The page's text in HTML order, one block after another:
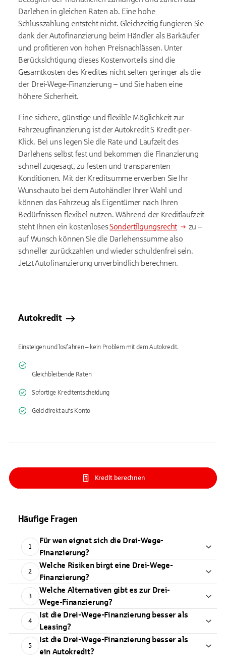
Darlehen in gleichen Raten ab. Eine hohe
Schlusszahlung entsteht nicht. Gleichzeitig fungieren Sie
dank der Autofinanzierung beim Händler als Barkäufer
und profitieren von hohen Preisnachlässen. Unter
Berücksichtigung dieses Kostenvorteils sind die
Gesamtkosten des Kredites nicht selten geringer als die
der Drei-Wege-Finanzierung – und Sie haben eine
höhere Sicherheit.
Eine sichere, günstige und flexible Möglichkeit zur
Fahrzeugfinanzierung ist der Autokredit S Kredit-per-
Klick. Bei uns legen Sie die Rate und Laufzeit des
Darlehens selbst fest und bekommen die Finanzierung
schnell zugesagt, zu festen und transparenten
Konditionen. Mit der Kreditsumme erwerben Sie Ihr
Wunschauto bei dem Autohändler Ihrer Wahl und
können das Fahrzeug als Eigentümer nach Ihren
Bedürfnissen flexibel nutzen. Während der Kreditlaufzeit
steht Ihnen ein kostenlosesSondertilgungsrecht
zu –
auf Wunsch können Sie die Darlehenssumme also
schneller zurückzahlen und wieder schuldenfrei sein.
Jetzt Autofinanzierung unverbindlich berechnen.
Autokredit
Einsteigen und losfahren – kein Problem mit dem Autokredit.
Gleichbleibende Raten
Sofortige Kreditentscheidung
Geld direkt aufs Konto
Kredit berechnen
Häufige Fragen
1
Für wen eignet sich die Drei-Wege-
Finanzierung?
2
Welche Risiken birgt eine Drei-Wege-
Finanzierung?
3
Welche Alternativen gibt es zur Drei-
Wege-Finanzierung?
4
Ist die Drei-Wege-Finanzierung besser als
Leasing?
5
Ist die Drei-Wege-Finanzierung besser als
ein Autokredit?